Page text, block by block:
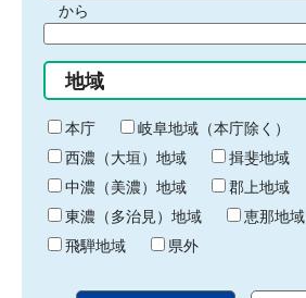
間
始
り
から
間
終
わ
り
地域
本庁
岐阜地域（本庁除く）
西濃（大垣）地域
揖斐地域
中濃（美濃）地域
郡上地域
東濃（多治見）地域
恵那地域
飛騨地域
県外